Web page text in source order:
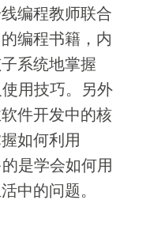
编程教师联合
编程书籍，内
系统地掌握
用技巧。另外
件开发中的核
如何利用
是学会如何用
中的问题。